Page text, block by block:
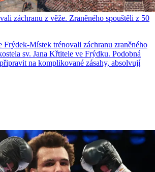
záchranu z věže. Zraněného spouštěli z 50
Frýdek-Místek trénovali záchranu zraněného
sv. Jana Křtitele ve Frýdku. Podobná
na komplikované zásahy, absolvují